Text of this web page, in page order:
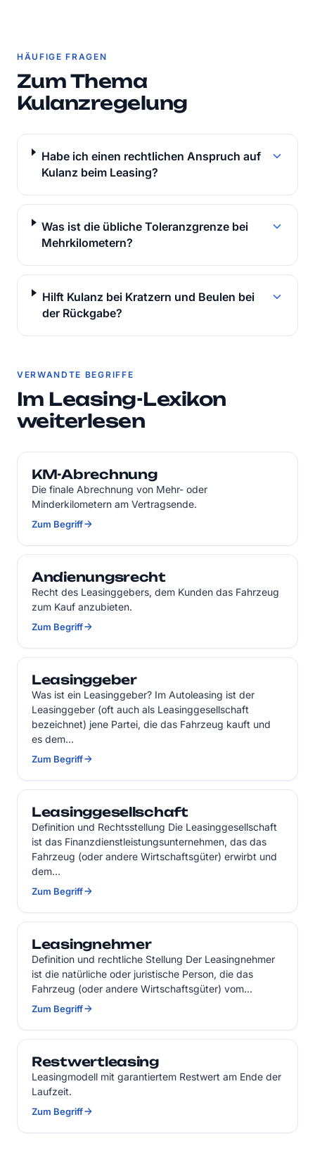
HÄUFIGE FRAGEN
Zum Thema
Kulanzregelung
Habe ich einen rechtlichen Anspruch auf
Kulanz beim Leasing?
Was ist die übliche Toleranzgrenze bei
Mehrkilometern?
Hilft Kulanz bei Kratzern und Beulen bei
der Rückgabe?
VERWANDTE BEGRIFFE
Im Leasing-Lexikon
weiterlesen
KM-Abrechnung
Die finale Abrechnung von Mehr- oder
Minderkilometern am Vertragsende.
Zum Begriff
Andienungsrecht
Recht des Leasinggebers, dem Kunden das Fahrzeug
zum Kauf anzubieten.
Zum Begriff
Leasinggeber
Was ist ein Leasinggeber? Im Autoleasing ist der
Leasinggeber (oft auch als Leasinggesellschaft
bezeichnet) jene Partei, die das Fahrzeug kauft und
es dem…
Zum Begriff
Leasinggesellschaft
Definition und Rechtsstellung Die Leasinggesellschaft
ist das Finanzdienstleistungsunternehmen, das das
Fahrzeug (oder andere Wirtschaftsgüter) erwirbt und
dem…
Zum Begriff
Leasingnehmer
Definition und rechtliche Stellung Der Leasingnehmer
ist die natürliche oder juristische Person, die das
Fahrzeug (oder andere Wirtschaftsgüter) vom…
Zum Begriff
Restwertleasing
Leasingmodell mit garantiertem Restwert am Ende der
Laufzeit.
Zum Begriff